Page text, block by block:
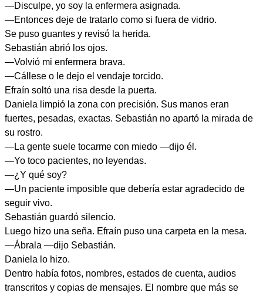
—Disculpe, yo soy la enfermera asignada.
—Entonces deje de tratarlo como si fuera de vidrio.
Se puso guantes y revisó la herida.
Sebastián abrió los ojos.
—Volvió mi enfermera brava.
—Cállese o le dejo el vendaje torcido.
Efraín soltó una risa desde la puerta.
Daniela limpió la zona con precisión. Sus manos eran
fuertes, pesadas, exactas. Sebastián no apartó la mirada de
su rostro.
—La gente suele tocarme con miedo —dijo él.
—Yo toco pacientes, no leyendas.
—¿Y qué soy?
—Un paciente imposible que debería estar agradecido de
seguir vivo.
Sebastián guardó silencio.
Luego hizo una seña. Efraín puso una carpeta en la mesa.
—Ábrala —dijo Sebastián.
Daniela lo hizo.
Dentro había fotos, nombres, estados de cuenta, audios
transcritos y copias de mensajes. El nombre que más se